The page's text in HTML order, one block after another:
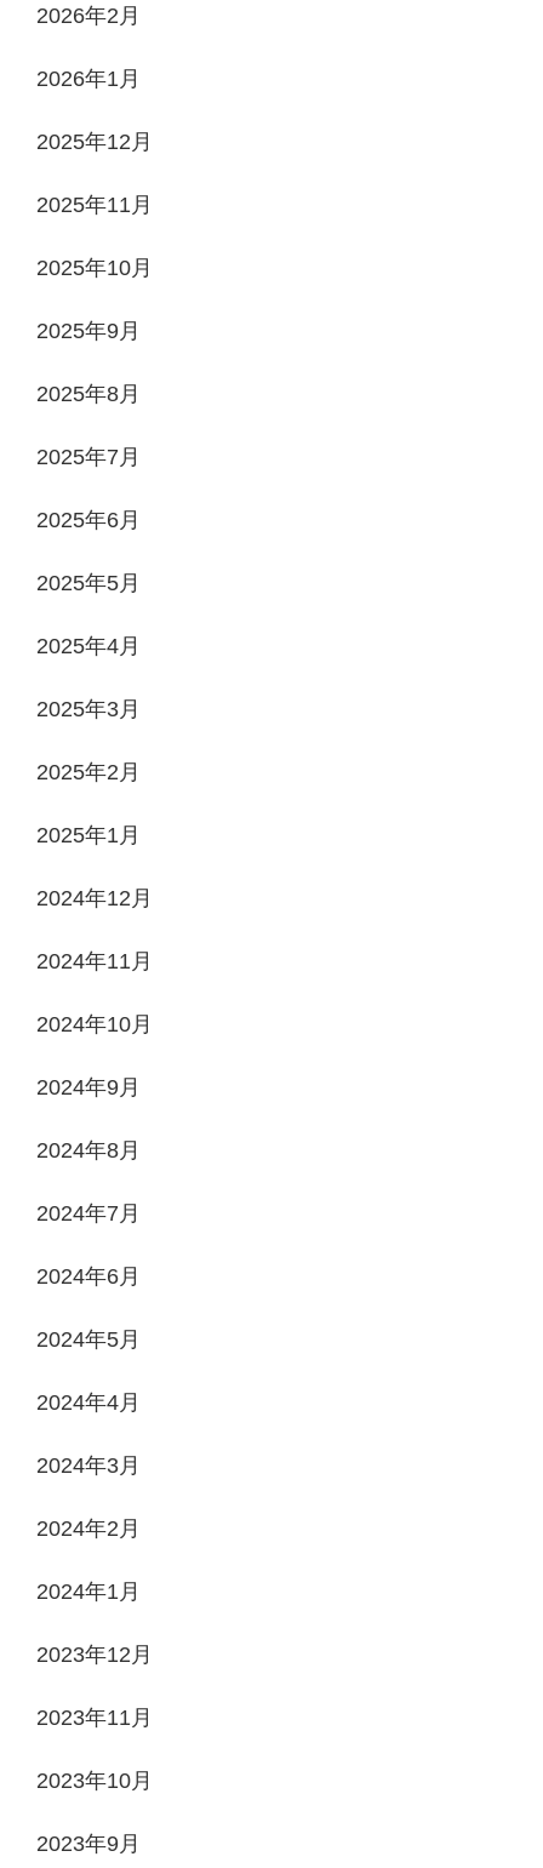
2026年2月
2026年1月
2025年12月
2025年11月
2025年10月
2025年9月
2025年8月
2025年7月
2025年6月
2025年5月
2025年4月
2025年3月
2025年2月
2025年1月
2024年12月
2024年11月
2024年10月
2024年9月
2024年8月
2024年7月
2024年6月
2024年5月
2024年4月
2024年3月
2024年2月
2024年1月
2023年12月
2023年11月
2023年10月
2023年9月